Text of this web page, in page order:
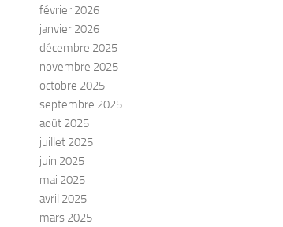
février 2026
janvier 2026
décembre 2025
novembre 2025
octobre 2025
septembre 2025
août 2025
juillet 2025
juin 2025
mai 2025
avril 2025
mars 2025